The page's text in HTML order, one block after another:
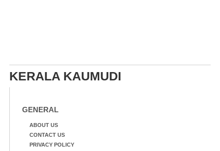
KERALA KAUMUDI
GENERAL
ABOUT US
CONTACT US
PRIVACY POLICY